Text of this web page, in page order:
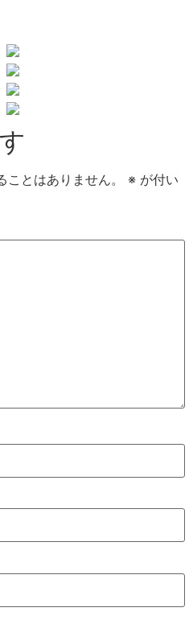
とはありません。 ※ が付い